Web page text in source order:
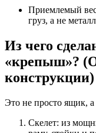
Приемлемый
груз, а не
Из чего
«крепыш»?
конструкции)
Это не просто ящик,
Скелет: из